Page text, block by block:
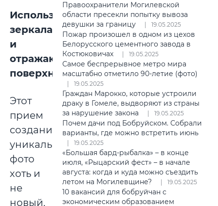
Используйте
зеркала
и
отражающие
поверхности
Этот
прием
создания
уникальных
фото
хоть и
не
новый,
Правоохранители Могилевской
области пресекли попытку вывоза
девушки за границу
19.05.2025
Пожар произошел в одном из цехов
Белорусского цементного завода в
Костюковичах
19.05.2025
Самое беспрерывное метро мира
масштабно отметило 90-летие (фото)
19.05.2025
Граждан Марокко, которые устроили
драку в Гомеле, выдворяют из страны
за нарушение закона
19.05.2025
Почем дачи под Бобруйском. Собрали
варианты, где можно встретить июнь
19.05.2025
«Большая бард-рыбалка» – в конце
июля, «Рыцарский фест» – в начале
августа: когда и куда можно съездить
летом на Могилевщине?
19.05.2025
10 вакансий для бобруйчан с
экономическим образованием